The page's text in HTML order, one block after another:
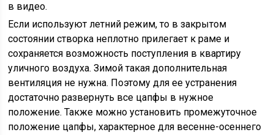
в видео.
Если используют летний режим, то в закрытом
состоянии створка неплотно прилегает к раме и
сохраняется возможность поступления в квартиру
уличного воздуха. Зимой такая дополнительная
вентиляция не нужна. Поэтому для ее устранения
достаточно развернуть все цапфы в нужное
положение. Также можно установить промежуточное
положение цапфы, характерное для весенне-осеннего